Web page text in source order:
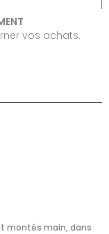
vos achats.
montés main, dans